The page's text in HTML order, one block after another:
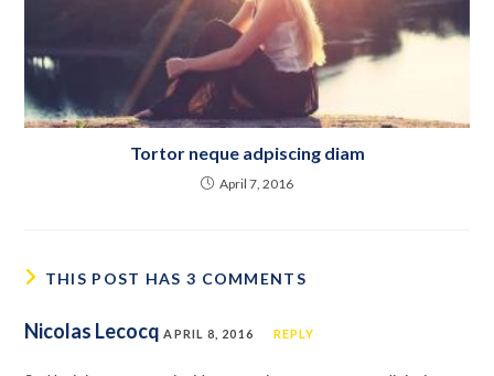
Tortor neque adpiscing diam
April 7, 2016
THIS POST HAS 3 COMMENTS
Nicolas Lecocq APRIL 8, 2016 REPLY